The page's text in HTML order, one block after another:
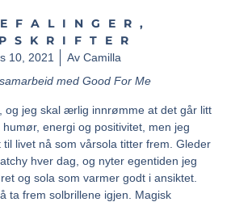
,
10, 2021 AvCamilla
med Good For Me
og jeg skal ærlig innrømme at det går litt
energi og positivitet, men jeg
livet nå som vårsola titter frem. Gleder
hver dag, og nyter egentiden jeg
og sola som varmer godt i ansiktet.
ta frem solbrillene igjen. Magisk